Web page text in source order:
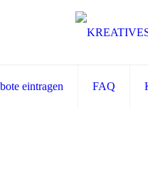
eintragen FAQ